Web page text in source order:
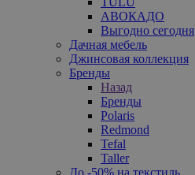
АВОКАДО
Выгодно сегодня
Дачная мебель
Джинсовая коллекция
Бренды
Назад
Бренды
Polaris
Redmond
Tefal
Taller
До -50% на текстиль